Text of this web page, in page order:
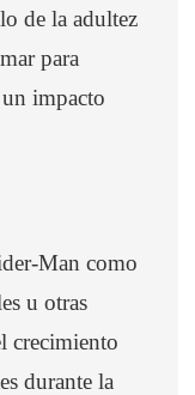
de la adultez
para
impacto
Man como
u otras
crecimiento
durante la